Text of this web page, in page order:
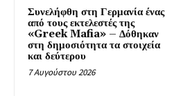
Συνελήφθη στη Γερμανία ένας
από τους εκτελεστές της
«Greek Mafia» – Δόθηκαν
στη δημοσιότητα τα στοιχεία
και δεύτερου
7 Αυγούστου 2026